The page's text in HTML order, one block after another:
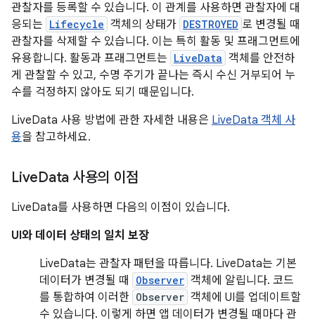
관찰자를 등록할 수 있습니다. 이 관계를 사용하면 관찰자에 대
응되는 Lifecycle 객체의 상태가 DESTROYED 로 변경될 때
관찰자를 삭제할 수 있습니다. 이는 특히 활동 및 프래그먼트에
유용합니다. 활동과 프래그먼트는 LiveData 객체를 안전하
게 관찰할 수 있고, 수명 주기가 끝나는 즉시 수신 거부되어 누
수를 걱정하지 않아도 되기 때문입니다.
LiveData 사용 방법에 관한 자세한 내용은 LiveData 객체 사
용을 참고하세요.
LiveData 사용의 이점
LiveData를 사용하면 다음의 이점이 있습니다.
UI와 데이터 상태의 일치 보장
LiveData는 관찰자 패턴을 따릅니다. LiveData는 기본
데이터가 변경될 때
Observer 객체에 알립니다. 코드
를 통합하여 이러한 Observer 객체에 UI를 업데이트할
수 있습니다. 이렇게 하면 앱 데이터가 변경될 때마다 관